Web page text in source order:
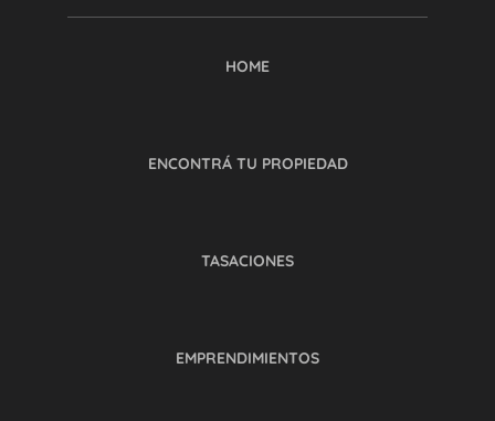
HOME
ENCONTRÁ TU PROPIEDAD
TASACIONES
EMPRENDIMIENTOS